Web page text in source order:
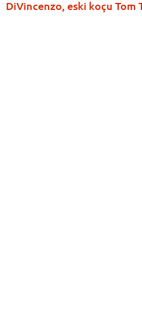
DiVincenzo, eski koçu Tom